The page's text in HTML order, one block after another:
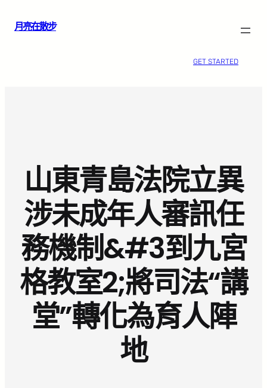
月亮在散步
GET STARTED
山東青島法院立異
涉未成年人審訊任
務機制&#3到九宮
格教室2;將司法“講
堂”轉化為育人陣
地